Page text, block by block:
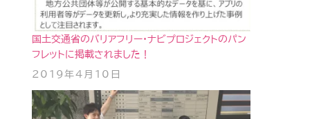
国土交通省のバリアフリー・ナビプロジェクトのパン
フレットに掲載されました！
2019年4月10日